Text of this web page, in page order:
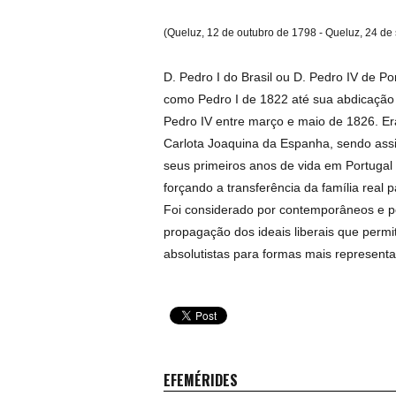
(Queluz, 12 de outubro de 1798 - Queluz, 24
D. Pedro I do Brasil ou D. Pedro IV de
como Pedro I de 1822 até sua
Pedro IV entre março e maio de 1826.
Carlota Joaquina da Espanha, sendo
seus primeiros anos de vida em
forçando a transferência da família real
Foi considerado por contemporâneos e
propagação dos ideais liberais que
absolutistas para formas mais
EFEMÉRIDES